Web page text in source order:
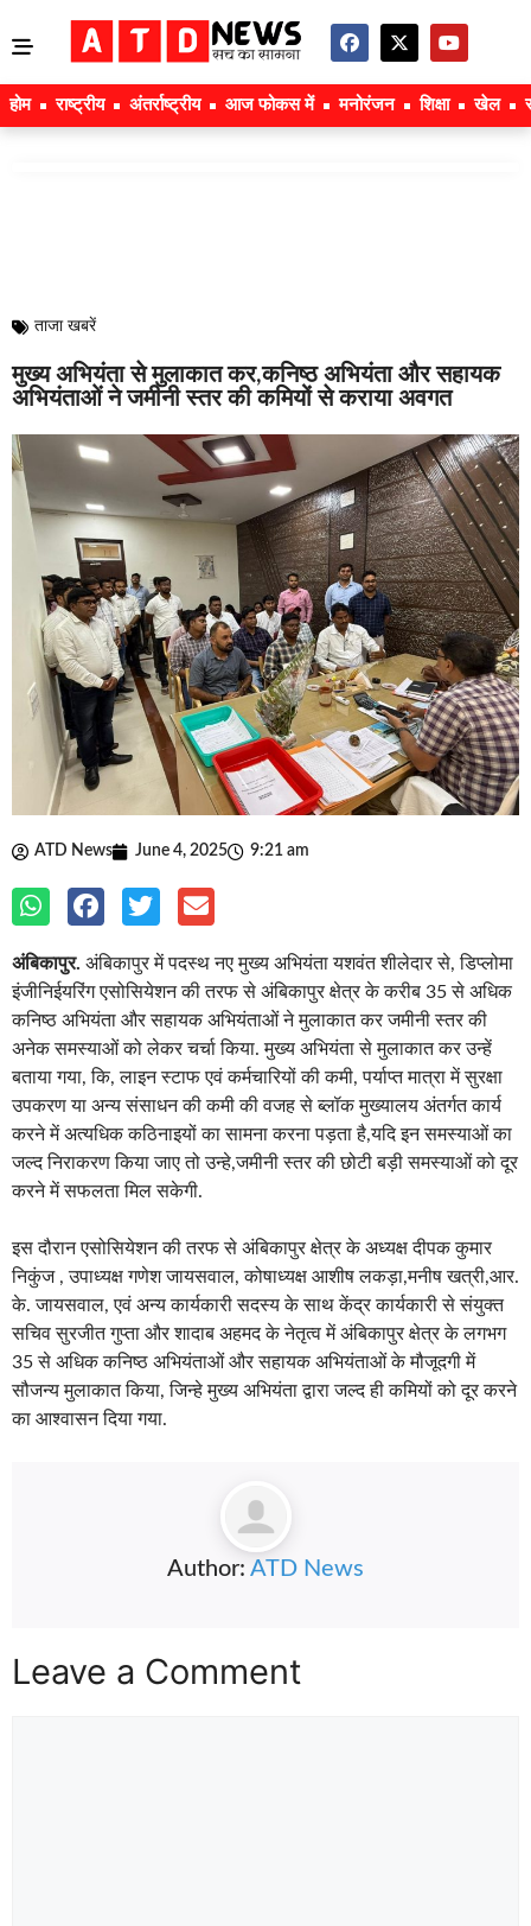
होम राष्ट्रीय अंतर्राष्ट्रीय आज फोकस में मनोरंजन शिक्षा खेल
ताजा खबरें
मुख्य अभियंता से मुलाकात कर,कनिष्ठ अभियंता और सहायक
अभियंताओं ने जमीनी स्तर की कमियों से कराया अवगत
ATD News June 4, 2025 9:21 am
अंबिकापुर. अंबिकापुर में पदस्थ नए मुख्य अभियंता यशवंत शीलेदार से, डिप्लोमा
इंजीनिईयरिंग एसोसियेशन की तरफ से अंबिकापुर क्षेत्र के करीब 35 से अधिक
कनिष्ठ अभियंता और सहायक अभियंताओं ने मुलाकात कर जमीनी स्तर की
अनेक समस्याओं को लेकर चर्चा किया. मुख्य अभियंता से मुलाकात कर उन्हें
बताया गया, कि, लाइन स्टाफ एवं कर्मचारियों की कमी, पर्याप्त मात्रा में सुरक्षा
उपकरण या अन्य संसाधन की कमी की वजह से ब्लॉक मुख्यालय अंतर्गत कार्य
करने में अत्यधिक कठिनाइयों का सामना करना पड़ता है,यदि इन समस्याओं का
जल्द निराकरण किया जाए तो उन्हे,जमीनी स्तर की छोटी बड़ी समस्याओं को दूर
करने में सफलता मिल सकेगी.
इस दौरान एसोसियेशन की तरफ से अंबिकापुर क्षेत्र के अध्यक्षदीपक कुमार
निकुंज , उपाध्यक्ष गणेश जायसवाल, कोषाध्यक्ष आशीष लकड़ा,मनीष खत्री,आर.
के. जायसवाल, एवं अन्य कार्यकारी सदस्य के साथ केंद्र कार्यकारी से संयुक्त
सचिव सुरजीत गुप्ता और शादाब अहमद के नेतृत्व में अंबिकापुर क्षेत्र के लगभग
35 से अधिक कनिष्ठ अभियंताओं और सहायक अभियंताओं के मौजूदगी में
सौजन्य मुलाकात किया, जिन्हे मुख्य अभियंता द्वारा जल्द ही कमियों को दूर करने
का आश्वासन दिया गया.
Author: ATD News
Leave a Comment